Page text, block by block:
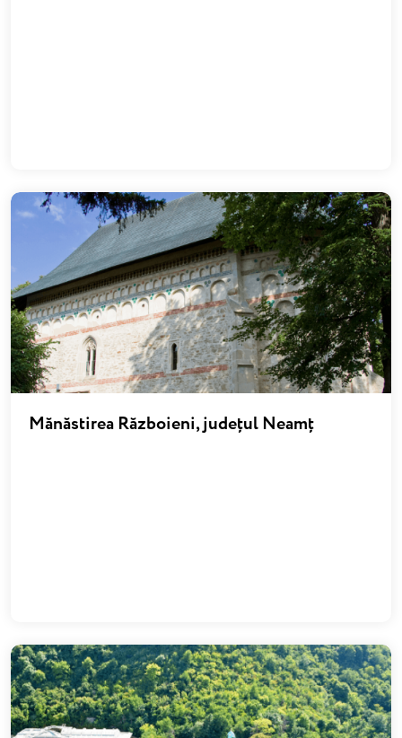
Mănăstirea Războieni, județul Neamț